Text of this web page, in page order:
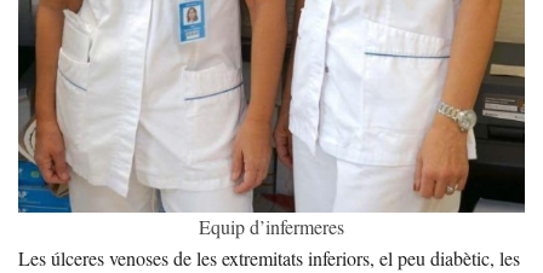
Equip d’infermeres
Les úlceres venoses de les extremitats inferiors, el peu diabètic, les